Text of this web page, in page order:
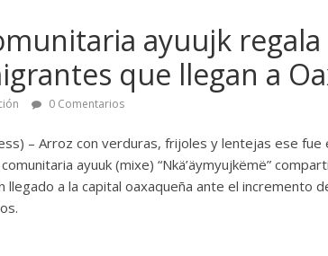
ayuujk
que llegan a
0 Comentarios
– Arroz con verduras, frijoles y lentejas ese fue
ayuuk (mixe) “Nkä’äymyujkëmë”
llegado a la capital oaxaqueña ante el incremento